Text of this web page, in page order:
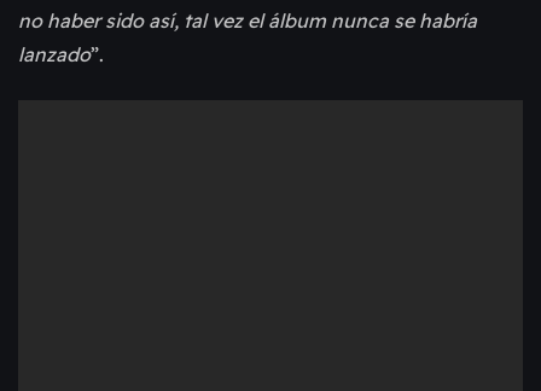
no haber sido así, tal vez el álbum nunca se habría
lanzado”.